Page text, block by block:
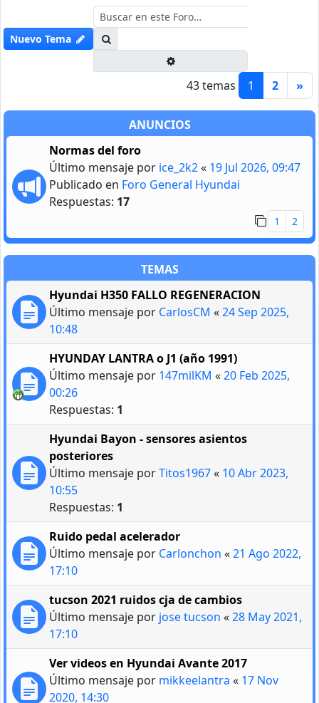
Nuevo Tema
43 temas 1 2 »
ANUNCIOS
Normas del foro
Último mensaje por ice_2k2« 19 Jul 2026, 09:47
Publicado en Foro General Hyundai
Respuestas: 17
1 2
TEMAS
Hyundai H350 FALLO REGENERACION
Último mensaje por CarlosCM «24 Sep 2025,
10:48
HYUNDAY LANTRA o J1 (año 1991)
Último mensaje por 147milKM «20 Feb 2025,
00:26
Respuestas: 1
Hyundai Bayon - sensores asientos
posteriores
Último mensaje porTitos1967« 10 Abr 2023,
10:55
Respuestas: 1
Ruido pedal acelerador
Último mensaje por Carlonchon «21 Ago 2022,
17:10
tucson 2021 ruidos cja de cambios
Último mensaje por jose tucson «28 May 2021,
17:10
Ver videos en Hyundai Avante 2017
Último mensaje por mikkeelantra « 17 Nov
2020, 14:30